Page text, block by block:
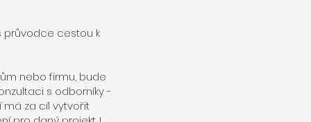
průvodce cestou k
nebo firmu, bude
s odborníky -
má za cíl vytvořit